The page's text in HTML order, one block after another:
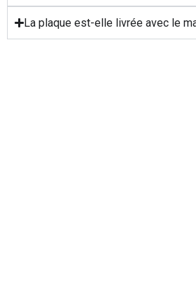
La plaque est-elle livrée avec le